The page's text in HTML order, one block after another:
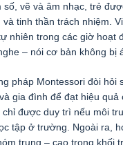
số, vẽ và âm nhạc, trẻ
tinh thần trách nhiệm.
nhiên trong các giờ hoạt
– nói cơ bản không bị
pháp Montessori đòi hỏi
gia đình để đạt hiệu quả
được duy trì nếu môi
tập ở trường. Ngoài ra,
trung – cao trong khối